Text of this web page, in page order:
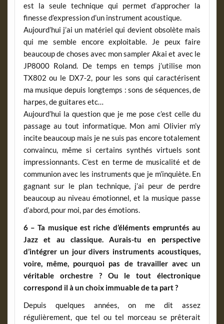
est la seule technique qui permet d’approcher la
finesse d’expression d’un instrument acoustique.
Aujourd’hui j’ai un matériel qui devient obsolète mais
qui me semble encore exploitable. Je peux faire
beaucoup de choses avec mon sampler Akai et avec le
JP8000 Roland. De temps en temps j’utilise mon
TX802 ou le DX7-2, pour les sons qui caractérisent
ma musique depuis longtemps : sons de séquences, de
harpes, de guitares etc…
Aujourd’hui la question que je me pose c’est celle du
passage au tout informatique. Mon ami Olivier m’y
incite beaucoup mais je ne suis pas encore totalement
convaincu, même si certains synthés virtuels sont
impressionnants. C’est en terme de musicalité et de
communion avec les instruments que je m’inquiète. En
gagnant sur le plan technique, j’ai peur de perdre
beaucoup au niveau émotionnel, et la musique passe
d’abord, pour moi, par des émotions.
6 – Ta musique est riche d’éléments empruntés au
Jazz et au classique. Aurais-tu en perspective
d’intégrer un jour divers instruments acoustiques,
voire, même, pourquoi pas de travailler avec un
véritable orchestre ? Ou le tout électronique
correspond il à un choix immuable de ta part ?
Depuis quelques années, on me dit assez
régulièrement, que tel ou tel morceau se prêterait